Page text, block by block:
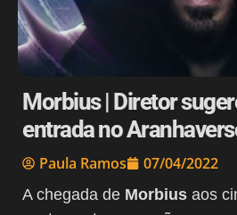
Morbius | Diretor
entrada no
Paula Ramos 07/04/2022
A chegada de Morbius aos